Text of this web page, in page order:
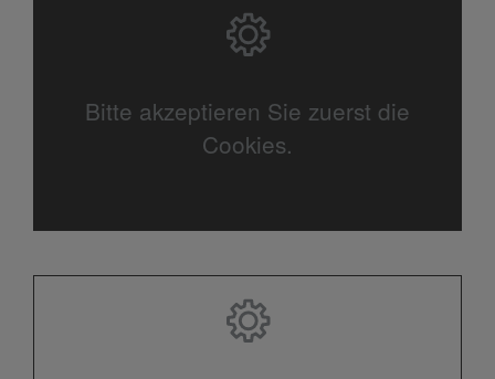
Bitte akzeptieren Sie zuerst die
Cookies.